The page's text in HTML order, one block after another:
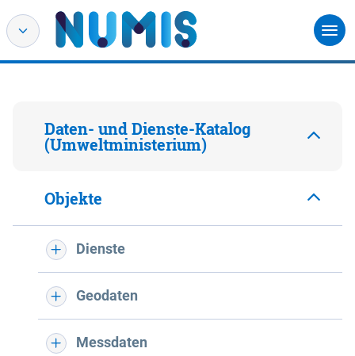
Daten- und Dienste-Katalog
(Umweltministerium)
Objekte
Dienste
Geodaten
Messdaten